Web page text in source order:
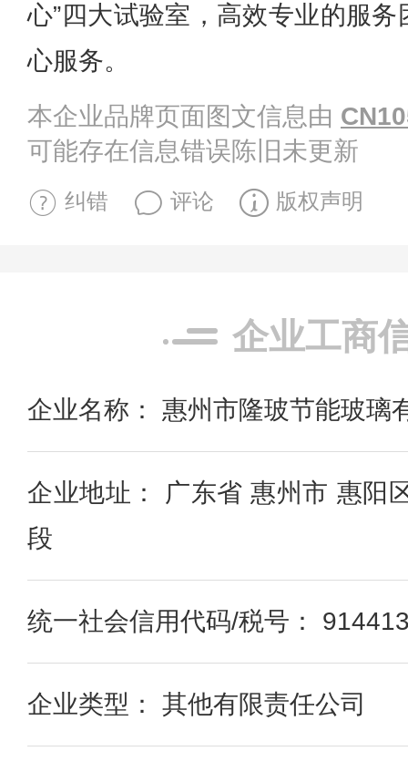
心”四大试验室，高效专业的服
心服务。
本企业品牌页面图文信息由
可能存在信息错误陈旧未更新
纠错 评论 版权声明
企业工商
企业名称： 惠州市隆玻节能玻璃
企业地址： 广东省 惠州市 惠阳
段
统一社会信用代码/税号：
企业类型： 其他有限责任公司